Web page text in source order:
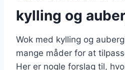
kylling og
Wok med kylling og
mange måder for at
Her er nogle forslag til,